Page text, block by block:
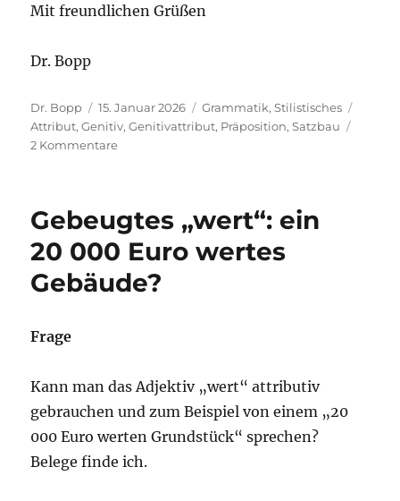
Mit freundlichen Grüßen
Dr. Bopp
Autor
Dr. Bopp
Veröffentlicht
am
15. Januar 2026 Kategorien
Grammatik,Stilistisches
Attribut,Genitiv,Genitivattribut, Präposition,Satzbau
2 Kommentarezu
Verständnis
von
einer
Sache,
Verständnis
Gebeugtes „wert“: ein
20 000 Euro wertes
Gebäude?
Frage
Kann man das Adjektiv „wert“ attributiv
gebrauchen und zum Beispiel von einem „20
000 Euro werten Grundstück“ sprechen?
Belege finde ich.